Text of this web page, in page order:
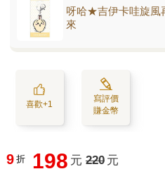
呀哈★吉伊卡哇旋風
來
喜歡+1
寫評價
賺金幣
9 折 198 元 220 元